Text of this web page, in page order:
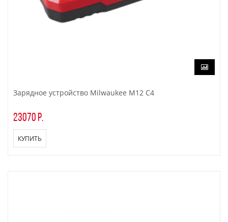
Зарядное устройство Milwaukee M12 C4
23070 р.
КУПИТЬ